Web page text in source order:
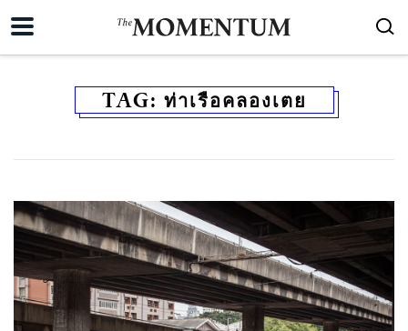
TAG: ท่าเรือคลองเตย